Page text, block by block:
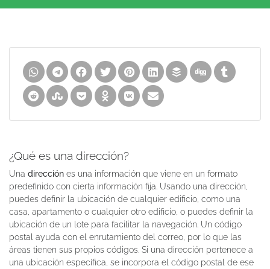
¿Qué es una dirección?
Una dirección es una información que viene en un formato
predefinido con cierta información fija. Usando una dirección,
puedes definir la ubicación de cualquier edificio, como una
casa, apartamento o cualquier otro edificio, o puedes definir la
ubicación de un lote para facilitar la navegación. Un código
postal ayuda con el enrutamiento del correo, por lo que las
áreas tienen sus propios códigos. Si una dirección pertenece a
una ubicación específica, se incorpora el código postal de ese